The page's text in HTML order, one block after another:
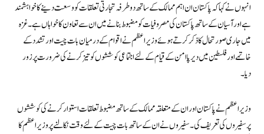
انہوں نے کہا کہ پاکستان ان اہم ممالک کے ساتھ دوطرفہ تجارتی تعلقات کو وسعت دینے کا خواہشمند
ہے اور آسیان کے ساتھ پاکستان کی مصروفیات کو مضبوط بنانے میں ان سے تعاون کا خواہاں ہے۔غزہ
میں جاری صورتحال کا ذکر کرتے ہوئے وزیراعظم نے اقوام کے درمیان بات چیت اور تشدد کے
خاتمے اور فلسطین میں دیرپا امن کے قیام کے لئے اجتماعی کوششوں کو تیز کرنے کی ضرورت پر زور
دیا۔
وزیراعظم نے پاکستان اور ان کے متعلقہ ممالک کے ساتھ مضبوط تعلقات استوار کرنے کی کوششوں
پر سفیروں کی تعریف کی۔ سفیروں نے ان کے ساتھ بات چیت کے لئے وقت نکالنے پر وزیر اعظم کا